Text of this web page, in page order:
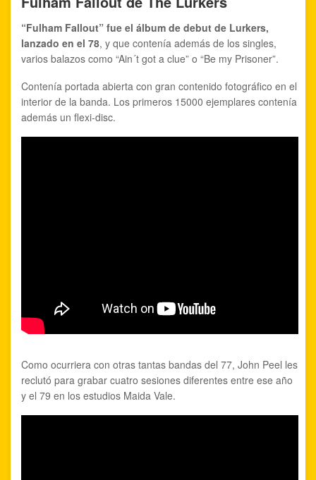
“Fulham Fallout” fue el álbum de debut de Lurkers,
lanzado en el 78, y que contenía además de los singles,
varios balazos como “Ain´t got a clue” o “Be my Prisoner”.
Contenía portada abierta con gran contenido fotográfico en el
interior de la banda. Los primeros 15000 ejemplares contenía
además un flexi-disc.
Como ocurriera con otras tantas bandas del 77, John Peel les
reclutó para grabar cuatro sesiones diferentes entre ese año
y el 79 en los estudios Maida Vale.